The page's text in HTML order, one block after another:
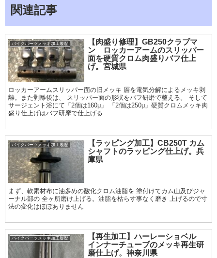
関連記事
バイクパーツメッキ加工履歴
【肉盛り修理】GB250クラブマ
ン ロッカーアームのスリッパー
面を硬質クロム肉盛りバフ仕上
げ。宮城県
ロッカーアームスリッパー面の旧メッキ 層を電気分解によるメッキ剥
離。また剥離後は、 スリッパー面の形状をバフ研磨で整える。 そして
サージェント浴にて「2個は160μ」 「2個は250μ」硬質クロムメッキ肉
盛り仕上げはバフ研摩で仕上げる
バイクパーツメッキ加工履歴
【ラッピング加工】CB250T カム
シャフトのラッピング仕上げ。兵
庫県
まず、軟素材布に油多めの酸化クロム油脂を 塗付けてカム山及びジャ
ーナル部の 全ヶ所磨け上げる。油脂を枯らす事なく磨き 上げるので寸
法の変化はほぼありません
バイクパーツメッキ加工履歴
【再生加工】ハーレーショベル
インナーチューブのメッキ再生研
磨仕上げ。神奈川県